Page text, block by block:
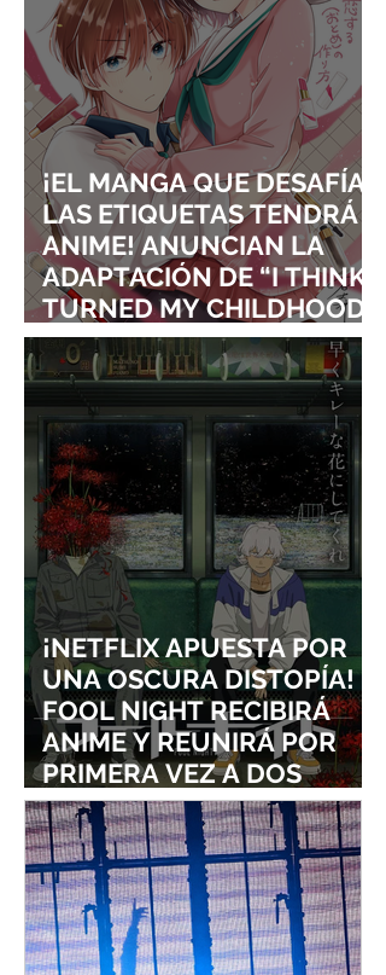
¡EL MANGA QUE DESAFÍA
LAS ETIQUETAS TENDRÁ
ANIME! ANUNCIAN LA
ADAPTACIÓN DE “I THINK I
TURNED MY CHILDHOOD
FRIEND INTO A GIRL”
¡NETFLIX APUESTA POR
UNA OSCURA DISTOPÍA!
FOOL NIGHT RECIBIRÁ
ANIME Y REUNIRÁ POR
PRIMERA VEZ A DOS
ESTUDIOS LEGENDARIOS